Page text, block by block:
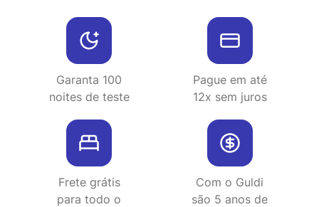
Garanta 100
noites de teste
Pague em até
12x sem juros
Frete grátis
para todo o
Com o Guldi
são 5 anos de